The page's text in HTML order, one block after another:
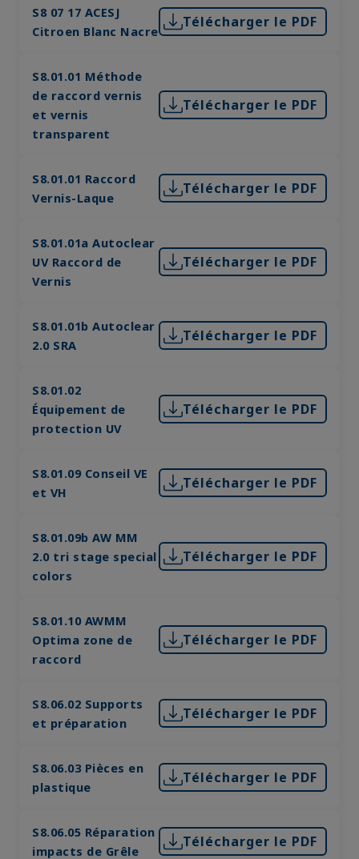
S8 07 17 ACESJ
Citroen Blanc Nacre
Télécharger le PDF
S8.01.01 Méthode
de raccord vernis
et vernis
transparent
Télécharger le PDF
S8.01.01 Raccord
Vernis-Laque
Télécharger le PDF
S8.01.01a Autoclear
UV Raccord de
Vernis
Télécharger le PDF
S8.01.01b Autoclear
2.0 SRA
Télécharger le PDF
S8.01.02
Équipement de
protection UV
Télécharger le PDF
S8.01.09 Conseil VE
et VH
Télécharger le PDF
S8.01.09b AW MM
2.0 tri stage special
colors
Télécharger le PDF
S8.01.10 AWMM
Optima zone de
raccord
Télécharger le PDF
S8.06.02 Supports
et préparation
Télécharger le PDF
S8.06.03 Pièces en
plastique
Télécharger le PDF
S8.06.05 Réparation
impacts de Grêle
Télécharger le PDF